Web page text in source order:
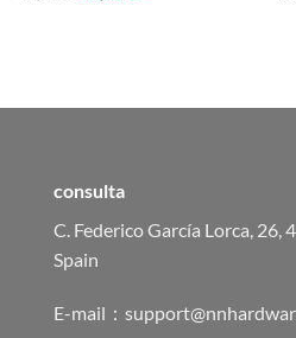
precio
consulta
C. Federico García Lorca, 26,
Spain
E-mail：